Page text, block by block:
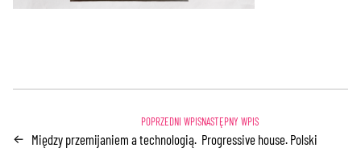
← Między przemijaniem a technologią. Progressive house. Polski